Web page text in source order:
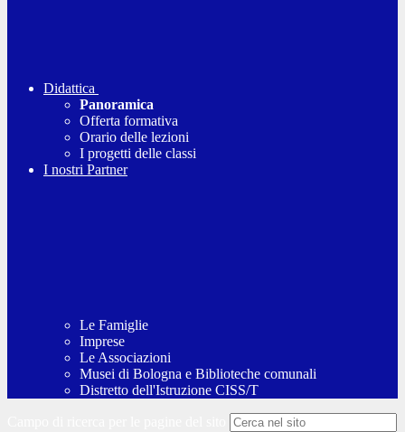
Didattica
Panoramica
Offerta formativa
Orario delle lezioni
I progetti delle classi
I nostri Partner
Le Famiglie
Imprese
Le Associazioni
Musei di Bologna e Biblioteche comunali
Distretto dell'Istruzione CISS/T